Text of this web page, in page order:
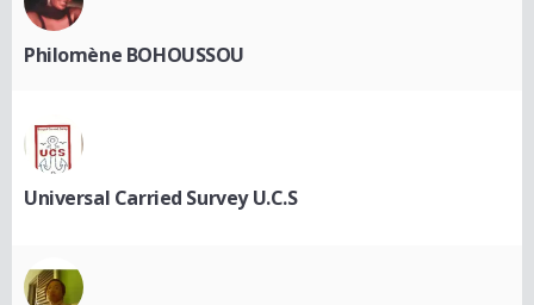
Philomène BOHOUSSOU
Universal Carried Survey U.C.S